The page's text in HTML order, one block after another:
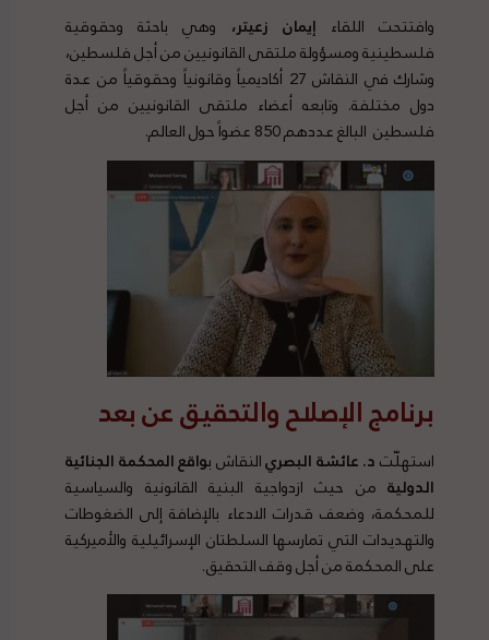
وافتتحت اللقاء إيمان زعيتر، وهي باحثة وحقوقية
فلسطينية ومسؤولة ملتقى القانونيين من أجل فلسطين،
وشارك في النقاش 27 أكاديمياً وقانونياً وحقوقياً من عدة
دول مختلفة. وتابعه أعضاء ملتقى القانونيين من أجل
فلسطين البالغ عددهم 850 عضواً حول العالم.
برنامج الإصلاحوالتحقيق عن بعد
استهلّتد. عائشة البصريالنقاش بواقعالمحكمةالجنائية
الدولية من حيث ازدواجية البنية القانونية والسياسية
للمحكمة، وضعف قدرات الادعاء بالإضافة إلى الضغوطات
والتهديدات التي تمارسها السلطتان الإسرائيلية والأميركية
على المحكمة من أجل وقف التحقيق.